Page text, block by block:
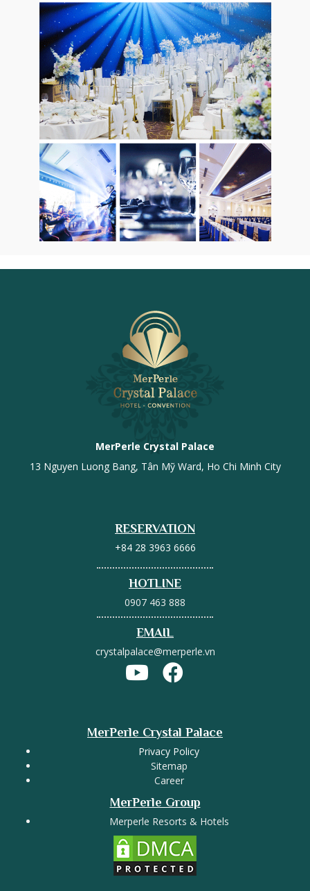
MerPerle Crystal Palace
13 Nguyen Luong Bang, Tân Mỹ Ward, Ho Chi Minh City
RESERVATION
+84 28 3963 6666
HOTLINE
0907 463 888
EMAIL
crystalpalace@merperle.vn
MerPerle Crystal Palace
Privacy Policy
Sitemap
Career
MerPerle Group
Merperle Resorts & Hotels